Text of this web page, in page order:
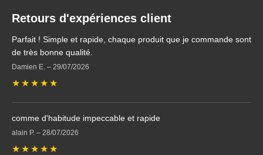
Retours d'expériences client
Parfait ! Simple et rapide, chaque produit que je commande sont
de très bonne qualité.
Damien E. – 29/07/2026
★ ★ ★ ★ ★
comme d'habitude impeccable et rapide
alain P. – 28/07/2026
★ ★ ★ ★ ★